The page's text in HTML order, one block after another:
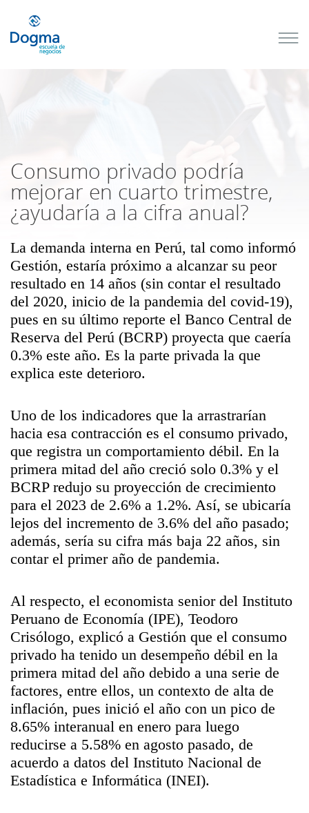
Consumo privado podría
mejorar en cuarto trimestre,
¿ayudaría a la cifra anual?
La demanda interna en Perú, tal como informó
Gestión, estaría próximo a alcanzar su peor
resultado en 14 años (sin contar el resultado
del 2020, inicio de la pandemia del covid-19),
pues en su último reporte el Banco Central de
Reserva del Perú (BCRP) proyecta que caería
0.3% este año. Es la parte privada la que
explica este deterioro.
Uno de los indicadores que la arrastrarían
hacia esa contracción es el consumo privado,
que registra un comportamiento débil. En la
primera mitad del año creció solo 0.3% y el
BCRP redujo su proyección de crecimiento
para el 2023 de 2.6% a 1.2%. Así, se ubicaría
lejos del incremento de 3.6% del año pasado;
además, sería su cifra más baja 22 años, sin
contar el primer año de pandemia.
Al respecto, el economista senior del Instituto
Peruano de Economía (IPE), Teodoro
Crisólogo, explicó a Gestión que el consumo
privado ha tenido un desempeño débil en la
primera mitad del año debido a una serie de
factores, entre ellos, un contexto de alta de
inflación, pues inició el año con un pico de
8.65% interanual en enero para luego
reducirse a 5.58% en agosto pasado, de
acuerdo a datos del Instituto Nacional de
Estadística e Informática (INEI).
próximos